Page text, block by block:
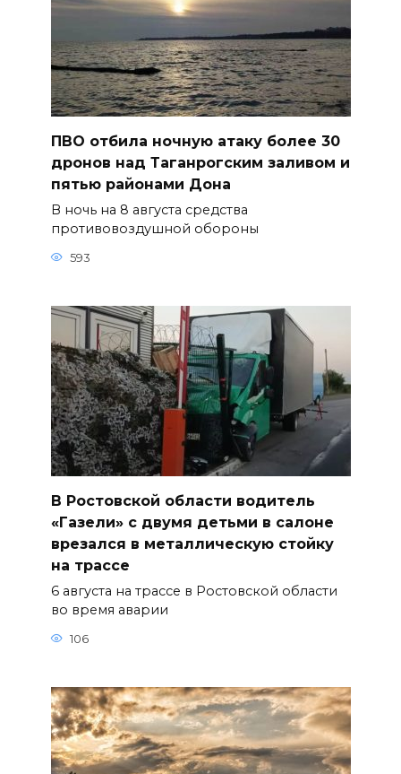
ПВО отбила ночную атаку более 30
дронов над Таганрогским заливом и
пятью районами Дона
В ночь на 8 августа средства
противовоздушной обороны
593
В Ростовской области водитель
«Газели» с двумя детьми в салоне
врезался в металлическую стойку
на трассе
6 августа на трассе в Ростовской области
во время аварии
106